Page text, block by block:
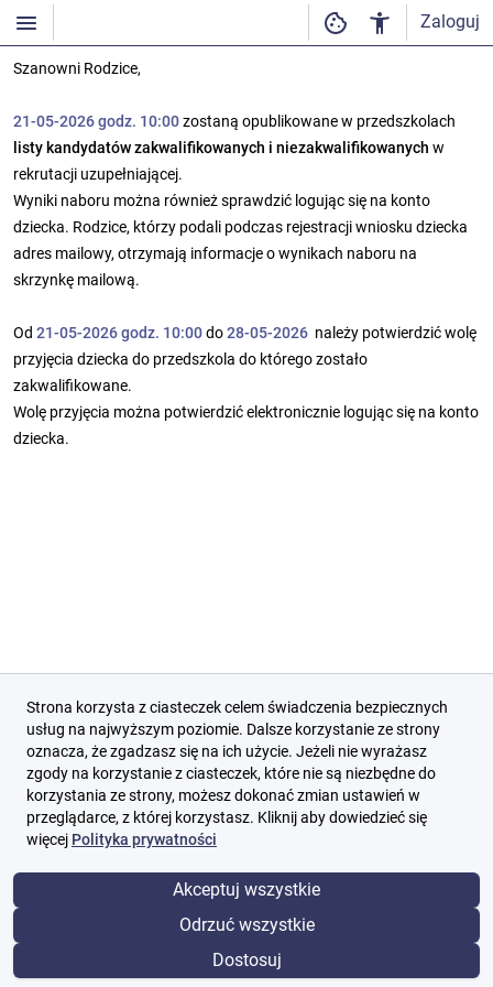
Zaloguj
Strona korzysta z ciasteczek celem świadczenia bezpiecznych
usług na najwyższym poziomie. Dalsze korzystanie ze strony
oznacza, że zgadzasz się na ich użycie. Jeżeli nie wyrażasz
zgody na korzystanie z ciasteczek, które nie są niezbędne do
korzystania ze strony, możesz dokonać zmian ustawień w
przeglądarce, z której korzystasz. Kliknij aby dowiedzieć się
więcej Polityka prywatności
Akceptuj wszystkie
Odrzuć wszystkie
Dostosuj
Szanowni Rodzice,
21-05-2026 godz. 10:00zostaną opublikowane w przedszkolach
listy kandydatów zakwalifikowanych i niezakwalifikowanych w
rekrutacji uzupełniającej.
Wyniki naboru można również sprawdzić logując się na konto
dziecka. Rodzice, którzy podali podczas rejestracji wniosku dziecka
adres mailowy, otrzymają informacje o wynikach naboru na
skrzynkę mailową.
Od 21-05-2026 godz. 10:00do28-05-2026 należy potwierdzić wolę
przyjęcia dziecka do przedszkola do którego zostało
zakwalifikowane.
Wolę przyjęcia można potwierdzić elektronicznie logując się na konto
dziecka.